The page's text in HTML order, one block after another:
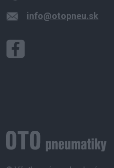
info@otopneu.sk